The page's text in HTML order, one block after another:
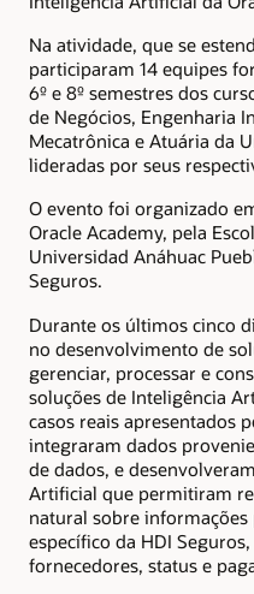
Na atividade, que se
participaram 14 equipes
6º e 8º semestres dos
de Negócios, Engenharia
Mecatrônica e Atuária da
lideradas por seus
O evento foi organizado
Oracle Academy, pela
Universidad Anáhuac
Seguros.
Durante os últimos cinco
no desenvolvimento de
gerenciar, processar e
soluções de Inteligência
casos reais apresentados
integraram dados
de dados, e
Artificial que permitiram
natural sobre
específico da HDI
fornecedores, status e